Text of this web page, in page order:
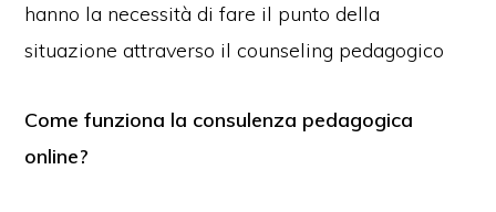
hanno la necessità di fare il punto della
situazione attraverso il counseling pedagogico
Come funziona la consulenza pedagogica
online?